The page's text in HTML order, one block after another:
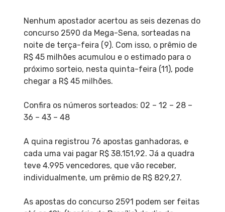
Nenhum apostador acertou as seis dezenas do
concurso 2590 da Mega-Sena, sorteadas na
noite de terça-feira (9). Com isso, o prêmio de
R$ 45 milhões acumulou e o estimado para o
próximo sorteio, nesta quinta-feira (11), pode
chegar a R$ 45 milhões.
Confira os números sorteados: 02 – 12 – 28 –
36 – 43 – 48
A quina registrou 76 apostas ganhadoras, e
cada uma vai pagar R$ 38.151,92. Já a quadra
teve 4.995 vencedores, que vão receber,
individualmente, um prêmio de R$ 829,27.
As apostas do concurso 2591 podem ser feitas